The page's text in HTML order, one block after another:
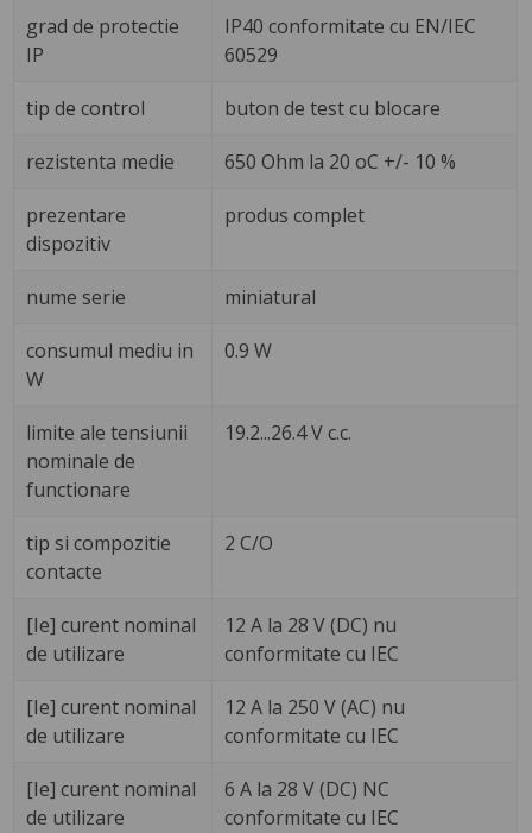
grad de protectie
IP
IP40 conformitate cu EN/IEC
60529
tip de control buton de test cu blocare
rezistenta medie 650 Ohm la 20 oC +/- 10 %
prezentare
dispozitiv
produs complet
nume serie miniatural
consumul mediu in
W
0.9 W
limite ale tensiunii
nominale de
functionare
19.2...26.4 V c.c.
tip si compozitie
contacte
2 C/O
[Ie] curent nominal
de utilizare
12 A la 28 V (DC) nu
conformitate cu IEC
[Ie] curent nominal
de utilizare
12 A la 250 V (AC) nu
conformitate cu IEC
[Ie] curent nominal
de utilizare
6 A la 28 V (DC) NC
conformitate cu IEC